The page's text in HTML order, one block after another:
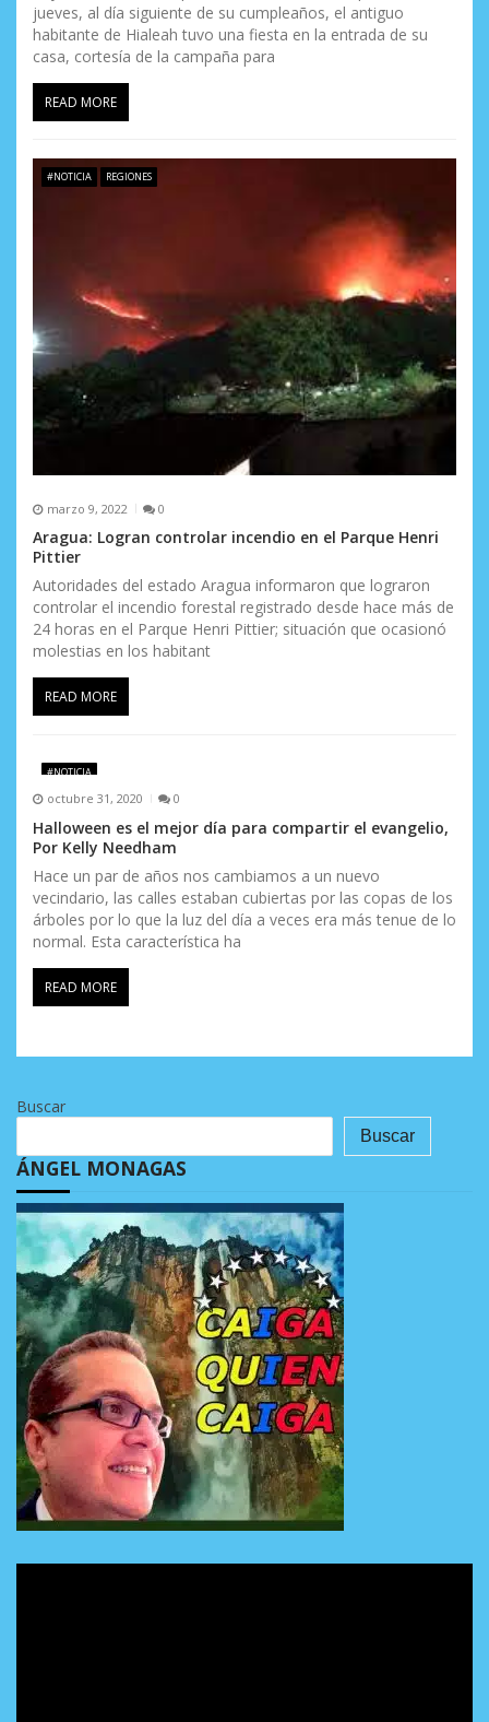
jueves, al día siguiente de su cumpleaños, el antiguo
habitante de Hialeah tuvo una fiesta en la entrada de su
casa, cortesía de la campaña para
READ MORE
#NOTICIA REGIONES
marzo 9, 2022 0
Aragua: Logran controlar incendio en el Parque Henri
Pittier
Autoridades del estado Aragua informaron que lograron
controlar el incendio forestal registrado desde hace más de
24 horas en el Parque Henri Pittier; situación que ocasionó
molestias en los habitant
READ MORE
#NOTICIA
octubre 31, 2020 0
Halloween es el mejor día para compartir el evangelio,
Por Kelly Needham
Hace un par de años nos cambiamos a un nuevo
vecindario, las calles estaban cubiertas por las copas de los
árboles por lo que la luz del día a veces era más tenue de lo
normal. Esta característica ha
READ MORE
Buscar
Buscar
ÁNGEL MONAGAS